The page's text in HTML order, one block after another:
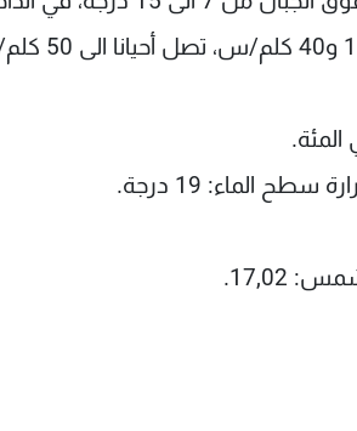
الماء: 19 درجة.